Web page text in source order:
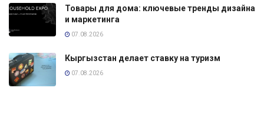
Товары для дома: ключевые тренды дизайна
и маркетинга
07.08.2026
Кыргызстан делает ставку на туризм
07.08.2026